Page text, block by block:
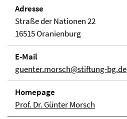
Adresse
Straße der Nationen 22
16515 Oranienburg
E-Mail
guenter.morsch@stiftung-bg.de
Homepage
Prof. Dr. Günter Morsch